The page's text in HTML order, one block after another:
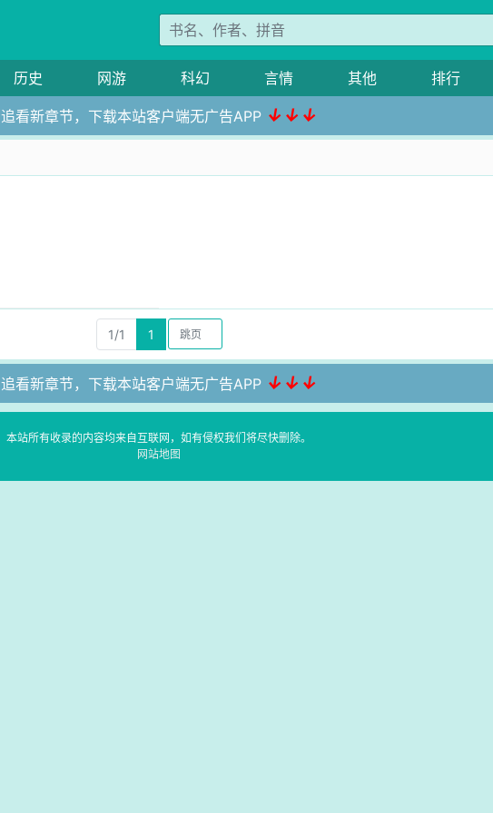
历史 网游 科幻 言情 其他 排行
追看新章节，下载本站客户端无广告APP ↓↓↓
1/1 1
追看新章节，下载本站客户端无广告APP ↓↓↓
本站所有收录的内容均来自互联网，如有侵权我们将尽快删除。
网站地图